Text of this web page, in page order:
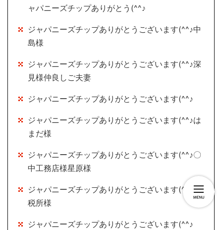
ャパニーズチップありがとう(^^♪
ジャパニーズチップありがとうございます(^^♪中
島様
ジャパニーズチップありがとうございます(^^♪深
見様仲良しご夫妻
ジャパニーズチップありがとうございます(^^♪
ジャパニーズチップありがとうございます(^^♪は
まだ様
ジャパニーズチップありがとうございます(^^♪〇
中工務店様星原様
ジャパニーズチップありがとうございます(^^♪
税所様
ジャパニーズチップありがとうございます(^^♪